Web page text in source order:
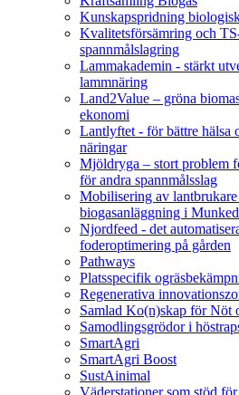
Kunskapspridning
Kvalitetsförsämring och
spannmålslagring
Lammakademin - stärkt
lammnäring
Land2Value – gröna
ekonomi
Lantlyftet - för bättre hälsa
näringar
Mjöldryga – stort problem
för andra spannmålsslag
Mobilisering av
biogasanläggning i
Njordfeed - det
foderoptimering på gården
Pathways
Platsspecifik
Regenerativa
Samlad Ko(n)skap för Nöt
Samodlingsgrödor i
SmartAgri
SmartAgri Boost
SustAinimal
Väderstationer som stöd